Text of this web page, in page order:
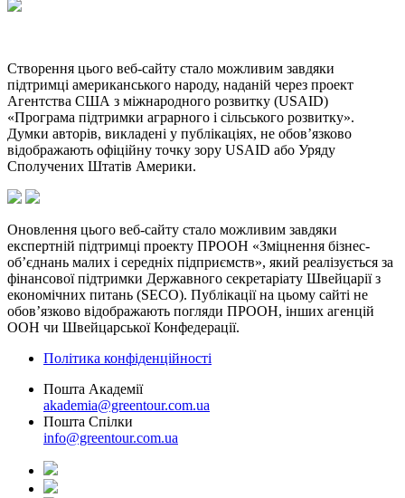
Створення цього веб-сайту стало можливим завдяки
підтримці американського народу, наданій через проект
Агентства США з міжнародного розвитку (USAID)
«Програма підтримки аграрного і сільського розвитку».
Думки авторів, викладені у публікаціях, не обов’язково
відображають офіційну точку зору USAID або Уряду
Сполучених Штатів Америки.
Оновлення цього веб-сайту стало можливим завдяки
експертній підтримці проекту ПРООН «Зміцнення бізнес-
об’єднань малих і середніх підприємств», який реалізується за
фінансової підтримки Державного секретаріату Швейцарії з
економічних питань (SECO). Публікації на цьому сайті не
обов’язково відображають погляди ПРООН, інших агенцій
ООН чи Швейцарської Конфедерації.
Політика конфіденційності
Пошта Академії
akademia@greentour.com.ua
Пошта Спілки
info@greentour.com.ua